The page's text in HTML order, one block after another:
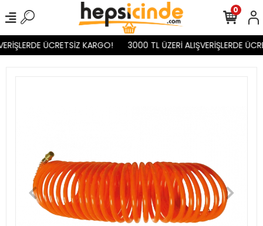
ÜCRETSİZ KARGO! 3000 TL ÜZERİ ALIŞVERİŞLERDE
0